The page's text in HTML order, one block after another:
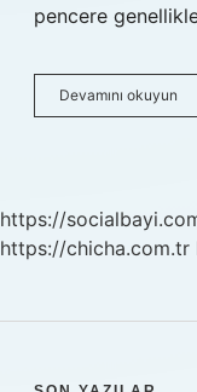
pencere
Devamını okuyun
https://
https://chicha.com.tr